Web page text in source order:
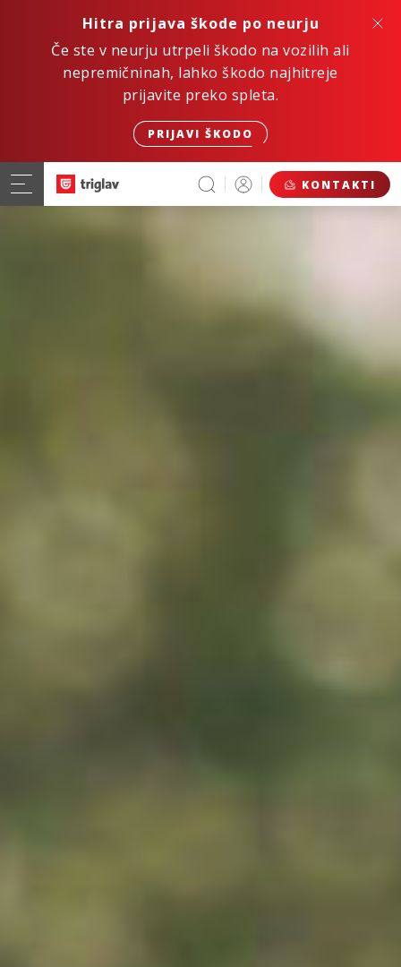
Hitra prijava škode po neurju
Če ste v neurju utrpeli škodo na vozilih ali
nepremičninah, lahko škodo najhitreje
prijavite preko spleta.
PRIJAVI ŠKODO
KONTAKTI